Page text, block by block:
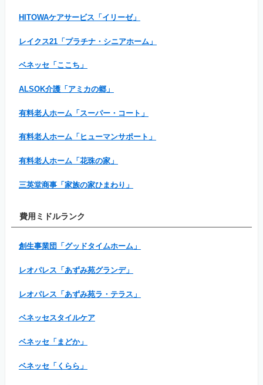
HITOWAケアサービス「イリーゼ」
レイクス21「プラチナ・シニアホーム」
ベネッセ「ここち」
ALSOK介護「アミカの郷」
有料老人ホーム「スーパー・コート」
有料老人ホーム「ヒューマンサポート」
有料老人ホーム「花珠の家」
三英堂商事「家族の家ひまわり」
費用ミドルランク
創生事業団「グッドタイムホーム」
レオパレス「あずみ苑グランデ」
レオパレス「あずみ苑ラ・テラス」
ベネッセスタイルケア
ベネッセ「まどか」
ベネッセ「くらら」